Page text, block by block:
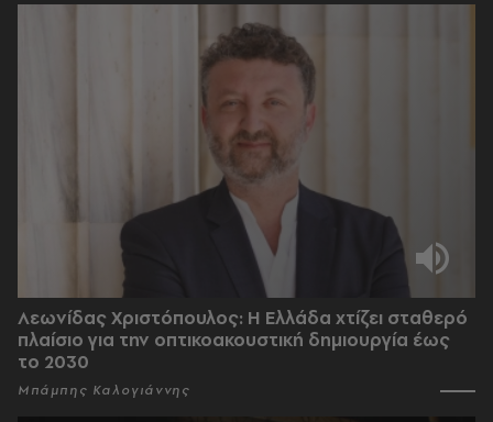
Λεωνίδας Χριστόπουλος: Η Ελλάδα χτίζει σταθερό
πλαίσιο για την οπτικοακουστική δημιουργία έως
το 2030
Μπάμπης Καλογιάννης